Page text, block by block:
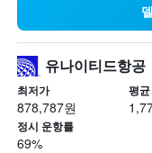
유나이티드항공
최저가
878,787원
평균
정시 운항률
69%